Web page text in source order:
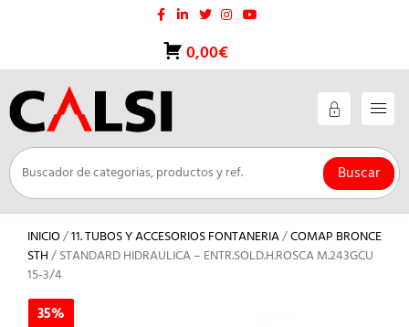
0,00€
Buscar
INICIO/11. TUBOS Y ACCESORIOS FONTANERIA/COMAP BRONCE
STH/ STANDARD HIDRAULICA – ENTR.SOLD.H.ROSCA M.243GCU
15-3/4
35%
35%